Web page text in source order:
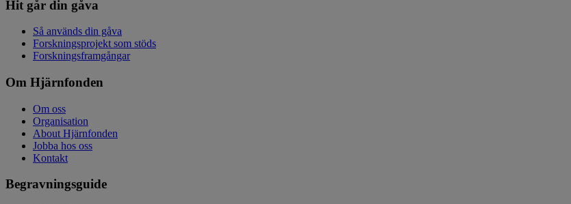
Hit går din gåva
Så används din gåva
Forskningsprojekt som stöds
Forskningsframgångar
Om Hjärnfonden
Om oss
Organisation
About Hjärnfonden
Jobba hos oss
Kontakt
Begravningsguide